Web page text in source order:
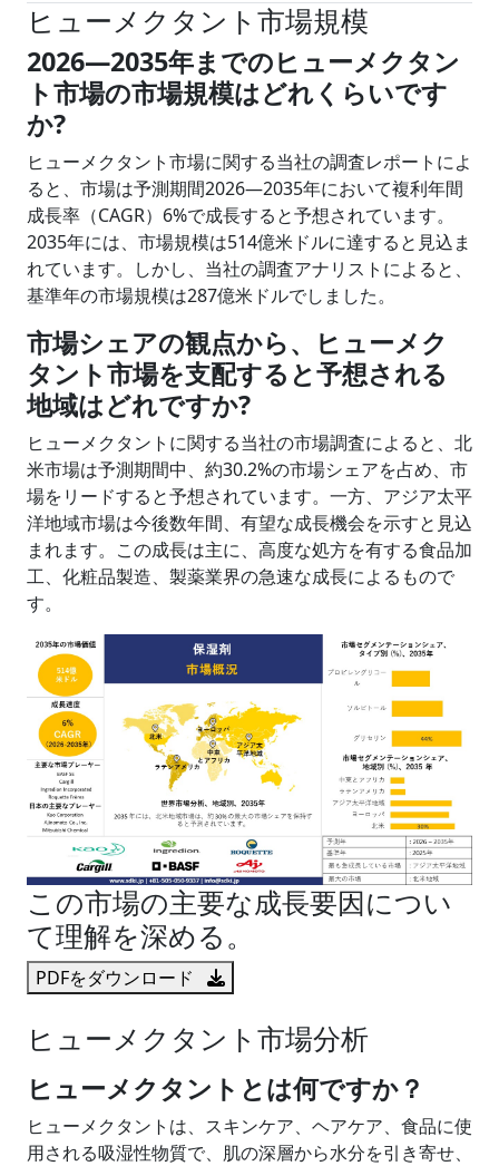
ヒューメクタント市場規模
2026―2035年までのヒューメクタン
ト市場の市場規模はどれくらいです
か?
ヒューメクタント市場に関する当社の調査レポートによ
ると、市場は予測期間2026―2035年において複利年間
成長率（CAGR）6%で成長すると予想されています。
2035年には、市場規模は514億米ドルに達すると見込ま
れています。しかし、当社の調査アナリストによると、
基準年の市場規模は287億米ドルでしました。
市場シェアの観点から、ヒューメク
タント市場を支配すると予想される
地域はどれですか?
ヒューメクタントに関する当社の市場調査によると、北
米市場は予測期間中、約30.2%の市場シェアを占め、市
場をリードすると予想されています。一方、アジア太平
洋地域市場は今後数年間、有望な成長機会を示すと見込
まれます。この成長は主に、高度な処方を有する食品加
工、化粧品製造、製薬業界の急速な成長によるもので
す。
この市場の主要な成長要因につい
て理解を深める。
PDFをダウンロード
ヒューメクタント市場分析
ヒューメクタントとは何ですか？
ヒューメクタントは、スキンケア、ヘアケア、食品に使
用される吸湿性物質で、肌の深層から水分を引き寄せ、